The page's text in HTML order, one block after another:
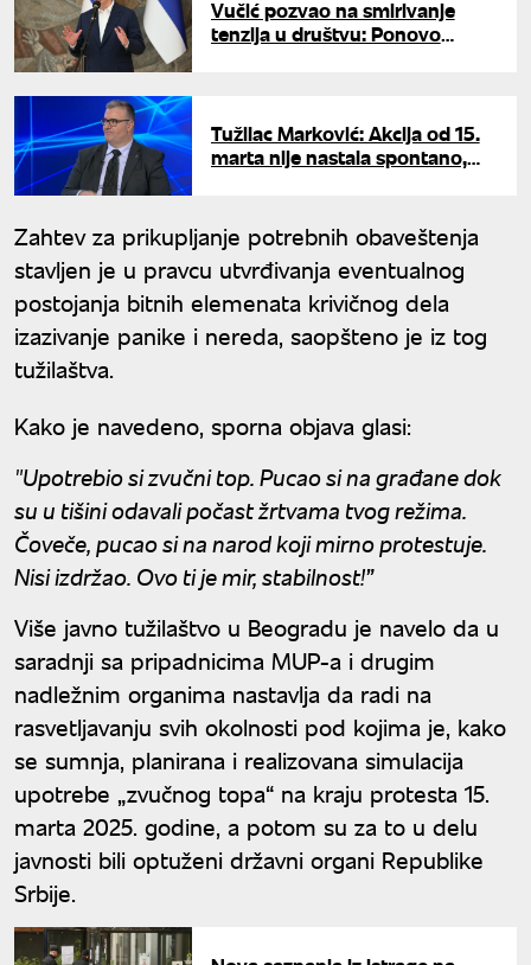
Vučić pozvao na smirivanje
tenzija u društvu: Ponovo
Tužilac Marković: Akcija od 15.
marta nije nastala spontano,
Zahtev za prikupljanje potrebnih obaveštenja
stavljen je u pravcu utvrđivanja eventualnog
postojanja bitnih elemenata krivičnog dela
izazivanje panike i nereda, saopšteno je iz tog
tužilaštva.
Kako je navedeno, sporna objava glasi:
"Upotrebio si zvučni top. Pucao si na građane dok
su u tišini odavali počast žrtvama tvog režima.
Čoveče, pucao si na narod koji mirno protestuje.
Nisi izdržao. Ovo ti je mir, stabilnost!”
Više javno tužilaštvo u Beogradu je navelo da u
saradnji sa pripadnicima MUP-a i drugim
nadležnim organima nastavlja da radi na
rasvetljavanju svih okolnosti pod kojima je, kako
se sumnja, planirana i realizovana simulacija
upotrebe „zvučnog topa“ na kraju protesta 15.
marta 2025. godine, a potom su za to u delu
javnosti bili optuženi državni organi Republike
Srbije.